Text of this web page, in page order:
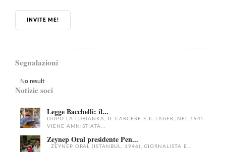
INVITE ME!
Segnalazioni
No result
Notizie soci
Legge Bacchelli: il...
DOPO LA LUBJANKA, IL CARCERE E IL LAGER, NEL 1945
VIENE AMNISTIATA...
Zeynep Oral presidente Pen...
ZEYNEP ORAL (ISTANBUL, 1946), GIORNALISTA E...